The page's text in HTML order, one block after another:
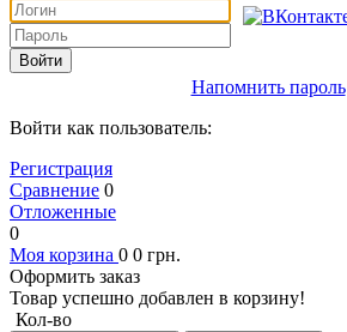
Войти
Напомнить пароль
Войти как пользователь:
Регистрация
Сравнение 0
Отложенные
0
Моя корзина 0 0 грн.
Оформить заказ
Товар успешно добавлен в корзину!
Кол-во